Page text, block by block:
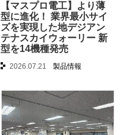
【マスプロ電工】より薄
型に進化！ 業界最小サイ
ズを実現した地デジアン
テナスカイウォーリー 新
型を14機種発売
2026.07.21 製品情報